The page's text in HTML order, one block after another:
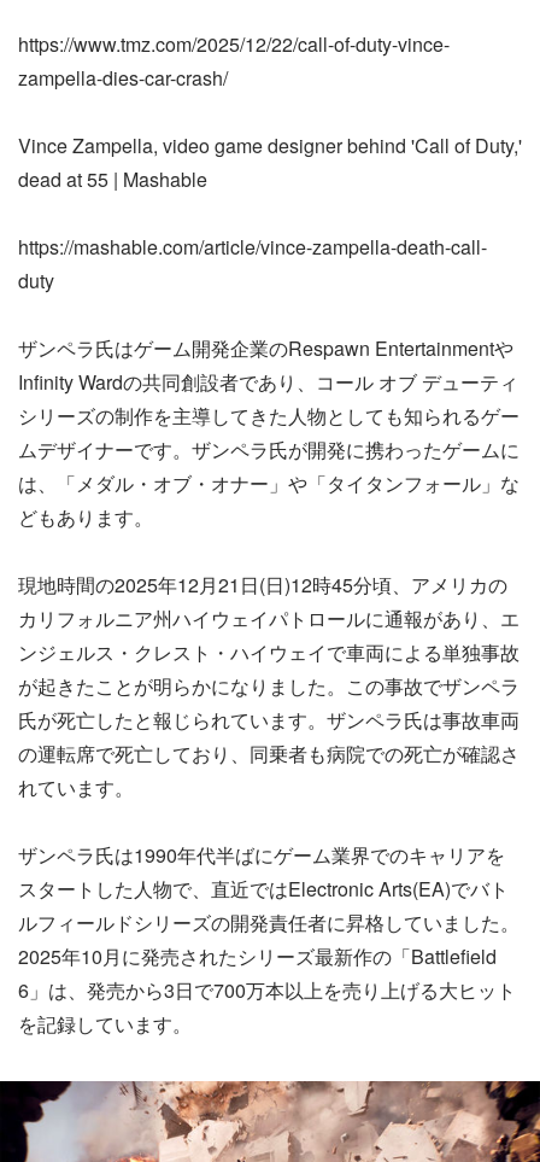
https://www.tmz.com/2025/12/22/call-of-duty-vince-
zampella-dies-car-crash/
Vince Zampella, video game designer behind 'Call of Duty,'
dead at 55 | Mashable
https://mashable.com/article/vince-zampella-death-call-
duty
ザンペラ氏はゲーム開発企業のRespawn Entertainmentや
Infinity Wardの共同創設者であり、コール オブ デューティ
シリーズの制作を主導してきた人物としても知られるゲー
ムデザイナーです。ザンペラ氏が開発に携わったゲームに
は、「メダル・オブ・オナー」や「タイタンフォール」な
どもあります。
現地時間の2025年12月21日(日)12時45分頃、アメリカの
カリフォルニア州ハイウェイパトロールに通報があり、エ
ンジェルス・クレスト・ハイウェイで車両による単独事故
が起きたことが明らかになりました。この事故でザンペラ
氏が死亡したと報じられています。ザンペラ氏は事故車両
の運転席で死亡しており、同乗者も病院での死亡が確認さ
れています。
ザンペラ氏は1990年代半ばにゲーム業界でのキャリアを
スタートした人物で、直近ではElectronic Arts(EA)でバト
ルフィールドシリーズの開発責任者に昇格していました。
2025年10月に発売されたシリーズ最新作の「Battlefield
6」は、発売から3日で700万本以上を売り上げる大ヒット
を記録しています。